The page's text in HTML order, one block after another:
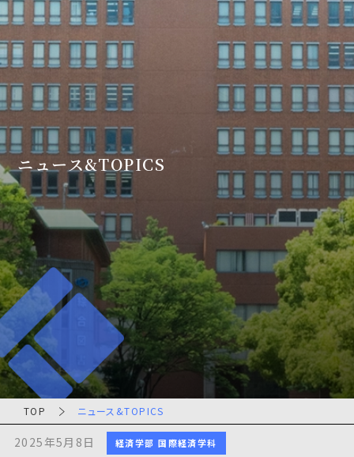
ニュース&TOPICS
TOP ニュース&TOPICS
2025年5月8日 経済学部 国際経済学科